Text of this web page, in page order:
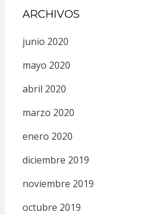
ARCHIVOS
junio 2020
mayo 2020
abril 2020
marzo 2020
enero 2020
diciembre 2019
noviembre 2019
octubre 2019